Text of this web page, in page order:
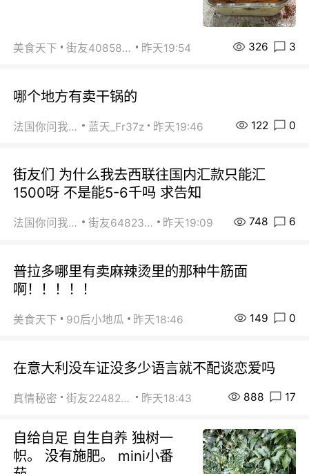
美食天下 街友40858442 昨天19:54 326 3
哪个地方有卖干锅的
法国你问我答 蓝天_Fr37z 昨天19:46 122 0
街友们 为什么我去西联往国内汇款只能汇
1500呀 不是能5-6千吗 求告知
法国你问我答 街友64823891 昨天19:09 748 6
普拉多哪里有卖麻辣烫里的那种牛筋面
啊！！！！！
美食天下 90后小地瓜 昨天18:46 149 0
在意大利没车证没多少语言就不配谈恋爱吗
真情秘密 街友22482465 昨天18:43 888 17
自给自足 自生自养 独树一
帜。 没有施肥。 mini小番